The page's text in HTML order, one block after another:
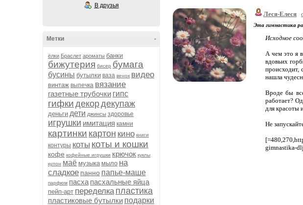
В друзья
-
Метки
ёлки Браслет ароматы банки
бижутерия бисер бумага
бусины бутылки ваза венок видео
винтаж выпечка вязание
газетные трубочки гипс
гифки декордекупаж
деньги дети джинсы здоровье
игрушки имитация камни
картинки картон кино книги
контуры коты коты и кошки
кофе кофейные игрушки крючок куклы
кулон маё музыка мыло на
сладкое панно папье-маше
парфюм пасха пасхальные яйца
пейп-арт переделка пластика
пластиковые бутылки подарки
Леся-Елеся
Эта гимнастика
Исходное
А чем это я
вдовьих
происходит,
нашла
Вроде бы
работает?
для красоты
Не
gimnastika-